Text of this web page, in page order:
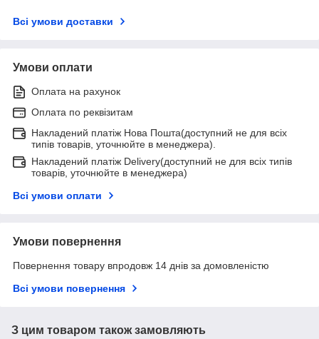
Всі умови доставки
Умови оплати
Оплата на рахунок
Оплата по реквізитам
Накладений платіж Нова Пошта(доступний не для всіх
типів товарів, уточнюйте в менеджера).
Накладений платіж Delivery(доступний не для всіх типів
товарів, уточнюйте в менеджера)
Всі умови оплати
Умови повернення
Повернення товару впродовж 14 днів за домовленістю
Всі умови повернення
З цим товаром також замовляють